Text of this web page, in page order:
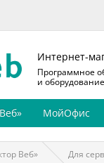
Интернет-
Программное
и
МойОфис
Веб» Для